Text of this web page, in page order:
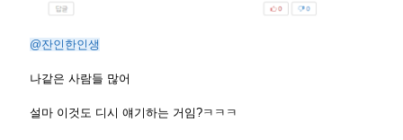
@잔인한인생
나같은 사람들 많어
설마 이것도 디시 얘기하는 거임?ㅋㅋㅋ